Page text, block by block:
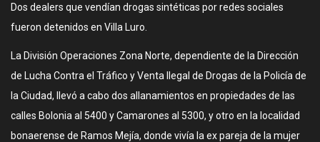
Dos dealers que vendían drogas sintéticas por redes sociales
fueron detenidos en Villa Luro.
La División Operaciones Zona Norte, dependiente de la Dirección
de Lucha Contra el Tráfico y Venta Ilegal de Drogas de la Policía de
la Ciudad, llevó a cabo dos allanamientos en propiedades de las
calles Bolonia al 5400 y Camarones al 5300, y otro en la localidad
bonaerense de Ramos Mejía, donde vivía la ex pareja de la mujer